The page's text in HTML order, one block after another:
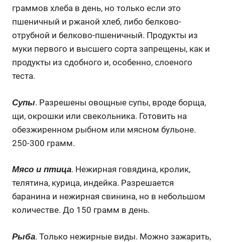
граммов хлеба в день, но только если это
пшеничный и ржаной хлеб, либо белково-
отрубной и белково-пшеничный. Продукты из
муки первого и высшего сорта запрещены, как и
продукты из сдобного и, особенно, слоеного
теста.
Супы. Разрешены овощные супы, вроде борща,
щи, окрошки или свекольника. Готовить на
обезжиренном рыбном или мясном бульоне.
250-300 грамм.
Мясо и птица. Нежирная говядина, кролик,
телятина, курица, индейка. Разрешается
баранина и нежирная свинина, но в небольшом
количестве. До 150 грамм в день.
Рыба. Только нежирные виды. Можно зажарить,